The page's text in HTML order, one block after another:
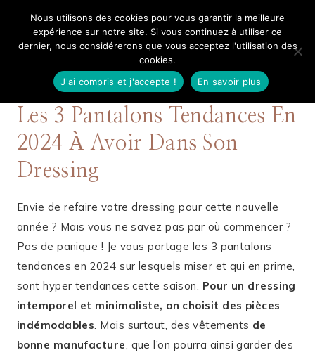
contenuMangue Poudrée
5 FÉVRIER 2024 MODE
Les 3 Pantalons Tendances En
2024 À Avoir Dans Son
Dressing
Envie de refaire votre dressing pour cette nouvelle
année ? Mais vous ne savez pas par où commencer ?
Pas de panique ! Je vous partage les 3 pantalons
tendances en 2024 sur lesquels miser et qui en prime,
sont hyper tendances cette saison. Pour un dressing
intemporel et minimaliste, on choisit des pièces
indémodables. Mais surtout, des vêtements de
bonne manufacture, que l’on pourra ainsi garder des
Nous utilisons des cookies pour vous garantir la meilleure
expérience sur notre site. Si vous continuez à utiliser ce
dernier, nous considérerons que vous acceptez l'utilisation des
cookies.
J'ai compris et j'accepte !
En savoir plus